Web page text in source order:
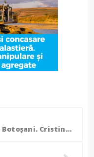
Bucurie în sediul USR Botoșani. Cristina Lăcătușu: „Semnalele erau contradictorii” (Foto, Video)